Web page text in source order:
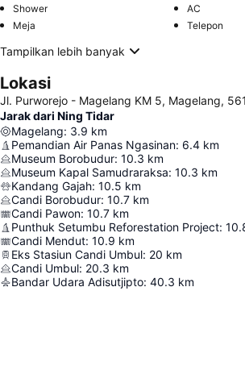
Shower
AC
Meja
Telepon
Tampilkan lebih banyak
Lokasi
Jl. Purworejo - Magelang KM 5, Magelang,
Jarak dari Ning Tidar
Magelang: 3.9 km
Pemandian Air Panas Ngasinan: 6.4 km
Museum Borobudur: 10.3 km
Museum Kapal Samudraraksa: 10.3 km
Kandang Gajah: 10.5 km
Candi Borobudur: 10.7 km
Candi Pawon: 10.7 km
Punthuk Setumbu Reforestation Project:
Candi Mendut: 10.9 km
Eks Stasiun Candi Umbul: 20 km
Candi Umbul: 20.3 km
Bandar Udara Adisutjipto: 40.3 km